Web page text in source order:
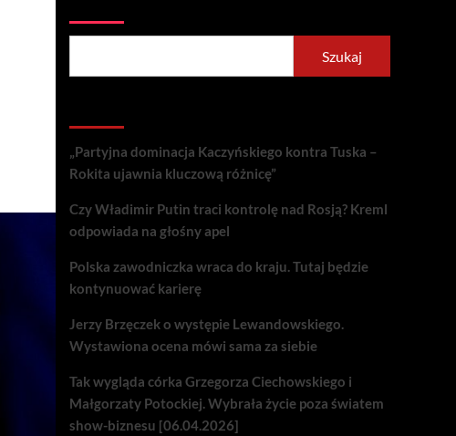
Szukaj
„Partyjna dominacja Kaczyńskiego kontra Tuska –
Rokita ujawnia kluczową różnicę”
Czy Władimir Putin traci kontrolę nad Rosją? Kreml
odpowiada na głośny apel
Polska zawodniczka wraca do kraju. Tutaj będzie
kontynuować karierę
Jerzy Brzęczek o występie Lewandowskiego.
Wystawiona ocena mówi sama za siebie
Tak wygląda córka Grzegorza Ciechowskiego i
Małgorzaty Potockiej. Wybrała życie poza światem
show-biznesu [06.04.2026]